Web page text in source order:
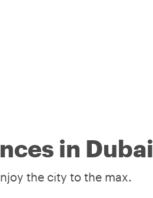
in Dubai
the city to the max.